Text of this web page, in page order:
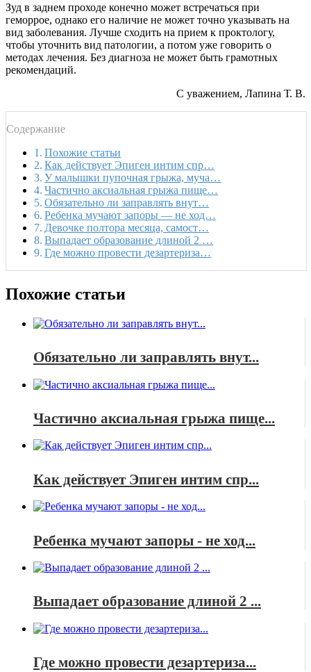
Зуд в заднем проходе конечно может встречаться при
геморрое, однако его наличие не может точно указывать на
вид заболевания. Лучше сходить на прием к проктологу,
чтобы уточнить вид патологии, а потом уже говорить о
методах лечения. Без диагноза не может быть грамотных
рекомендаций.
С уважением, Лапина Т. В.
Содержание
Похожие статьи
Как действует Эпиген интим спр…
У малышки пупочная грыжа, муча…
Частично аксиальная грыжа пище…
Обязательно ли заправлять внут…
Ребенка мучают запоры — не ход…
Девочке полтора месяца, самост…
Выпадает образование длиной 2 …
Где можно провести дезартериза…
Похожие статьи
Обязательно ли заправлять внут...
Частично аксиальная грыжа пище...
Как действует Эпиген интим спр...
Ребенка мучают запоры - не ход...
Выпадает образование длиной 2 ...
Где можно провести дезартериза...